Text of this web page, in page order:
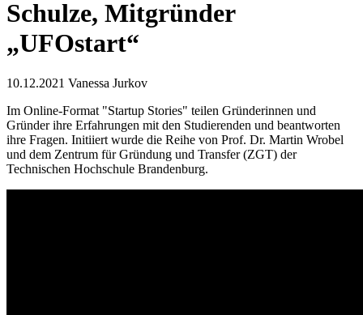
Schulze, Mitgründer
„UFOstart“
10.12.2021 Vanessa Jurkov
Im Online-Format "Startup Stories" teilen Gründerinnen und
Gründer ihre Erfahrungen mit den Studierenden und beantworten
ihre Fragen. Initiiert wurde die Reihe von Prof. Dr. Martin Wrobel
und dem Zentrum für Gründung und Transfer (ZGT) der
Technischen Hochschule Brandenburg.